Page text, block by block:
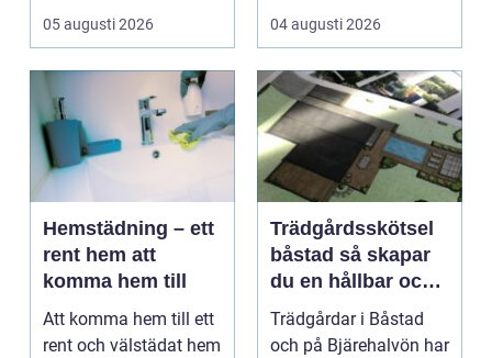
05 augusti 2026
taken för stora
temperatu...
04 augusti 2026
Hemstädning – ett
rent hem att
komma hem till
Att komma hem till ett
rent och välstädat hem
Trädgårdsskötsel
båstad så skapar
du en hållbar och
vacker trädgård på
bjäre
Trädgårdar i Båstad
och på Bjärehalvön har